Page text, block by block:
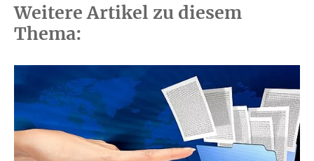
Weitere Artikel zu diesem
Thema: